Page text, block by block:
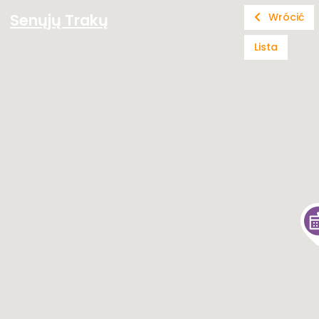
Wrócić
Lista
Senųjų Trakų